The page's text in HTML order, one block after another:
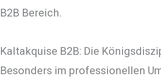
B2B Bereich.
Kaltakquise B2B: Die
Besonders im professionellen